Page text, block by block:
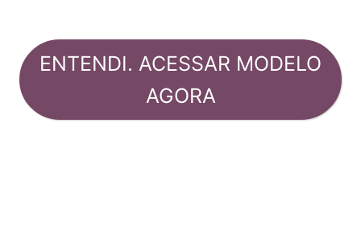
ENTENDI. ACESSAR MODELO
AGORA